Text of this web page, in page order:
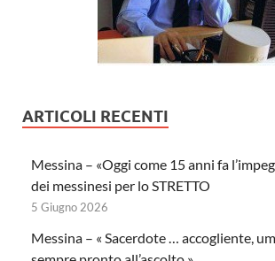
ARTICOLI RECENTI
Messina – «Oggi come 15 anni fa
dei messinesi per lo STRETTO
5 Giugno 2026
Messina – « Sacerdote … accogliente,